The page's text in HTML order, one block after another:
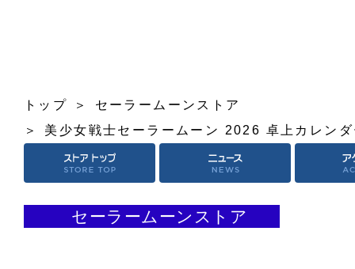
トップ
セーラームーンストア
美少女戦士セーラームーン 2026 卓上カレン
セーラームーンストア